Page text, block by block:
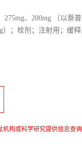
、200mg （以萘
）；栓剂；注射用；缓
构或科学研究提供信息查